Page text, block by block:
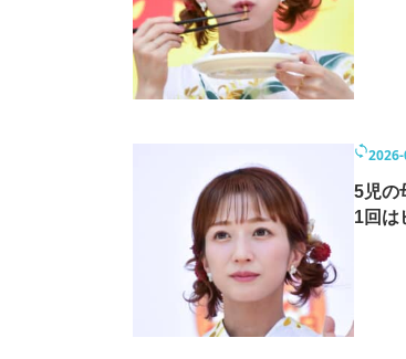
ちょっと気になるネットの話題
5児の
1回は